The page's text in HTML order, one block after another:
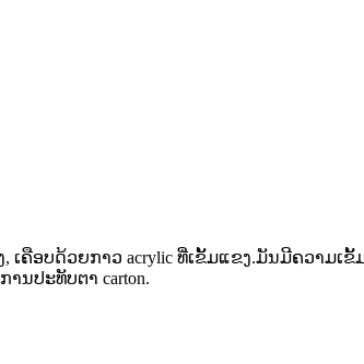
ເຄືອບດ້ວຍກາວ acrylic ທີ່ເຂັ້ມແຂງ.ມັນມີຄວາມ
ນປະທັບຕາ carton.